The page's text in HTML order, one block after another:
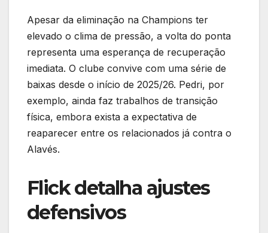
Apesar da eliminação na Champions ter
elevado o clima de pressão, a volta do ponta
representa uma esperança de recuperação
imediata. O clube convive com uma série de
baixas desde o início de 2025/26. Pedri, por
exemplo, ainda faz trabalhos de transição
física, embora exista a expectativa de
reaparecer entre os relacionados já contra o
Alavés.
Flick detalha ajustes
defensivos